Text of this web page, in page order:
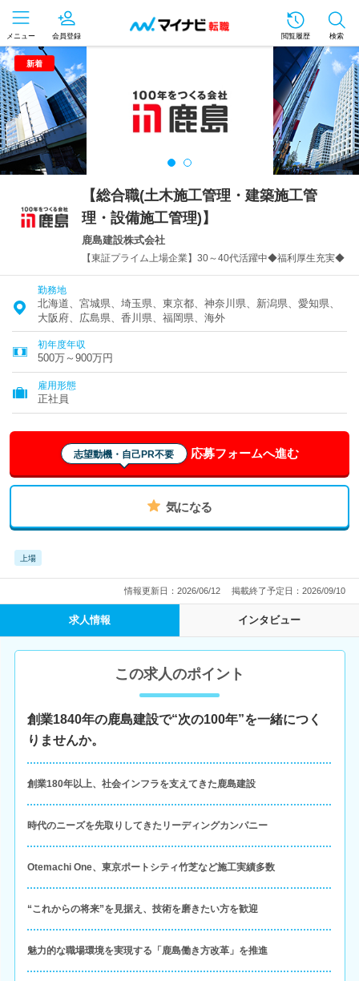
メニュー 会員登録 閲覧履歴 検索
新着
【総合職(土木施工管理・建築施工管
理・設備施工管理)】
鹿島建設株式会社
【東証プライム上場企業】30～40代活躍中◆福利厚生充実◆
勤務地
北海道、宮城県、埼玉県、東京都、神奈川県、新潟県、愛知県、
大阪府、広島県、香川県、福岡県、海外
初年度年収
500万～900万円
雇用形態
正社員
志望動機・自己PR不要 応募フォームへ進む
気になる
上場
情報更新日：2026/06/12 掲載終了予定日：2026/09/10
求人情報 インタビュー
この求人のポイント
創業1840年の鹿島建設で“次の100年”を一緒につく
りませんか。
創業180年以上、社会インフラを支えてきた鹿島建設
時代のニーズを先取りしてきたリーディングカンパニー
Otemachi One、東京ポートシティ竹芝など施工実績多数
“これからの将来”を見据え、技術を磨きたい方を歓迎
魅力的な職場環境を実現する「鹿島働き方改革」を推進